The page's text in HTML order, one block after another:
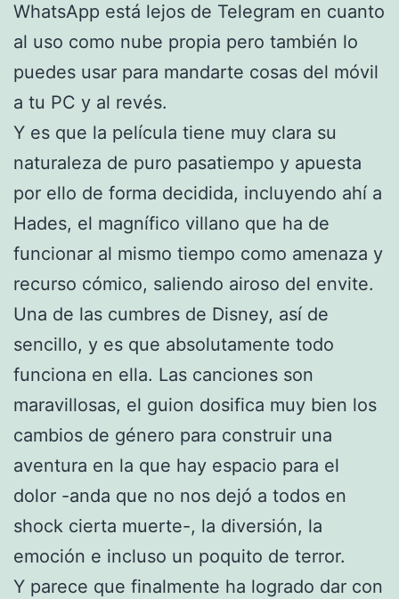
WhatsApp está lejos de Telegram en cuanto
al uso como nube propia pero también lo
puedes usar para mandarte cosas del móvil
a tu PC y al revés.
Y es que la película tiene muy clara su
naturaleza de puro pasatiempo y apuesta
por ello de forma decidida, incluyendo ahí a
Hades, el magnífico villano que ha de
funcionar al mismo tiempo como amenaza y
recurso cómico, saliendo airoso del envite.
Una de las cumbres de Disney, así de
sencillo, y es que absolutamente todo
funciona en ella. Las canciones son
maravillosas, el guion dosifica muy bien los
cambios de género para construir una
aventura en la que hay espacio para el
dolor -anda que no nos dejó a todos en
shock cierta muerte-, la diversión, la
emoción e incluso un poquito de terror.
Y parece que finalmente ha logrado dar con